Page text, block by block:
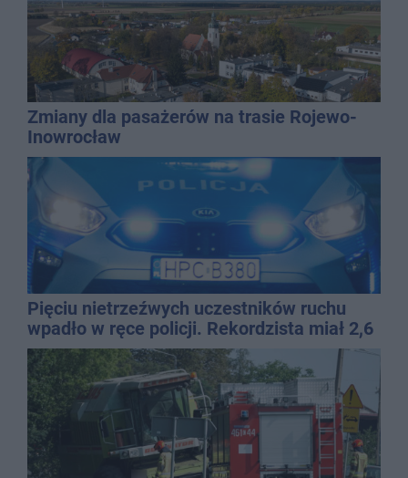
Zmiany dla pasażerów na trasie Rojewo-
Inowrocław
Pięciu nietrzeźwych uczestników ruchu
wpadło w ręce policji. Rekordzista miał 2,6
promila